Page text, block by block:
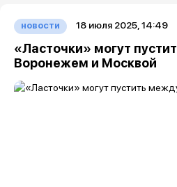
новости 18 июля 2025, 14:49
«Ласточки» могут
Воронежем и Москвой